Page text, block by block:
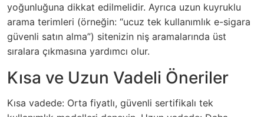
yoğunluğuna dikkat edilmelidir. Ayrıca uzun kuyruklu
arama terimleri (örneğin: “ucuz tek kullanımlık e-sigara
güvenli satın alma”) sitenizin niş aramalarında üst
sıralara çıkmasına yardımcı olur.
Kısa ve Uzun Vadeli Öneriler
Kısa vadede: Orta fiyatlı, güvenli sertifikalı tek